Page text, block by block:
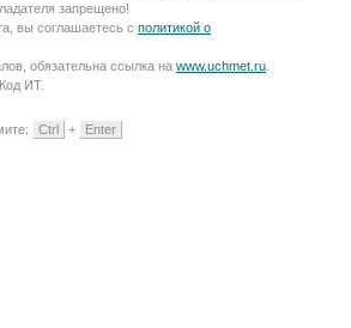
запрещено!
вы соглашаетесь с политикой о
обязательна ссылка на www.uchmet.ru
ИТ.
Ctrl + Enter